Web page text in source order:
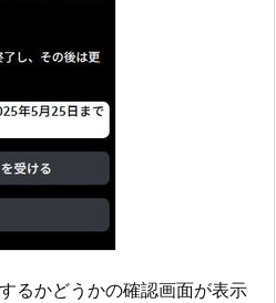
るかどうかの確認画面が表示